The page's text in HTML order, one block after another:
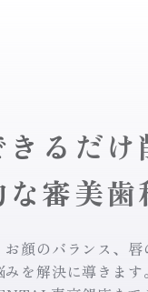
るだけ
審美歯
顔のバランス、唇
を解決に導きます。